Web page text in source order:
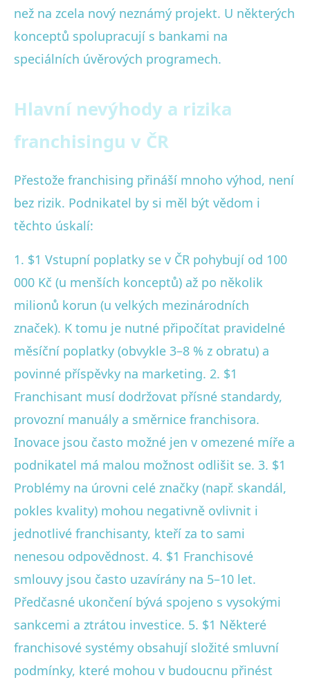
než na zcela nový neznámý projekt. U některých
konceptů spolupracují s bankami na
speciálních úvěrových programech.
Hlavní nevýhody a rizika
franchisingu v ČR
Přestože franchising přináší mnoho výhod, není
bez rizik. Podnikatel by si měl být vědom i
těchto úskalí:
1. $1 Vstupní poplatky se v ČR pohybují od 100
000 Kč (u menších konceptů) až po několik
milionů korun (u velkých mezinárodních
značek). K tomu je nutné připočítat pravidelné
měsíční poplatky (obvykle 3–8 % z obratu) a
povinné příspěvky na marketing. 2. $1
Franchisant musí dodržovat přísné standardy,
provozní manuály a směrnice franchisora.
Inovace jsou často možné jen v omezené míře a
podnikatel má malou možnost odlišit se. 3. $1
Problémy na úrovni celé značky (např. skandál,
pokles kvality) mohou negativně ovlivnit i
jednotlivé franchisanty, kteří za to sami
nenesou odpovědnost. 4. $1 Franchisové
smlouvy jsou často uzavírány na 5–10 let.
Předčasné ukončení bývá spojeno s vysokými
sankcemi a ztrátou investice. 5. $1 Některé
franchisové systémy obsahují složité smluvní
podmínky, které mohou v budoucnu přinést